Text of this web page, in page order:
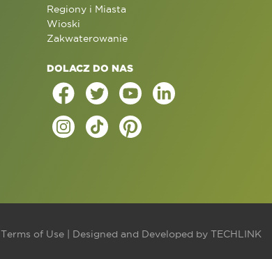
Regiony i Miasta
Wioski
Zakwaterowanie
DOLACZ DO NAS
Terms of Use | Designed and Developed by TECHLINK